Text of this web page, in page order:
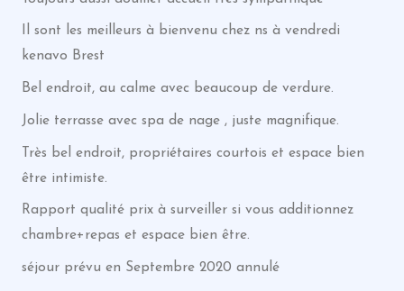
Il sont les meilleurs à bienvenu chez ns à vendredi
kenavo Brest
Bel endroit, au calme avec beaucoup de verdure.
Jolie terrasse avec spa de nage , juste magnifique.
Très bel endroit, propriétaires courtois et espace bien
être intimiste.
Rapport qualité prix à surveiller si vous additionnez
chambre+repas et espace bien être.
séjour prévu en Septembre 2020 annulé